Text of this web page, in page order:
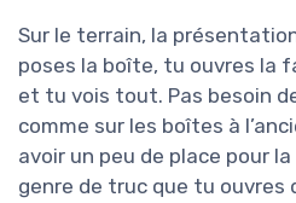
Sur le terrain, la
poses la boîte, tu ouvres la
et tu vois tout. Pas besoin
comme sur les boîtes à
avoir un peu de place pour la
genre de truc que tu ouvres